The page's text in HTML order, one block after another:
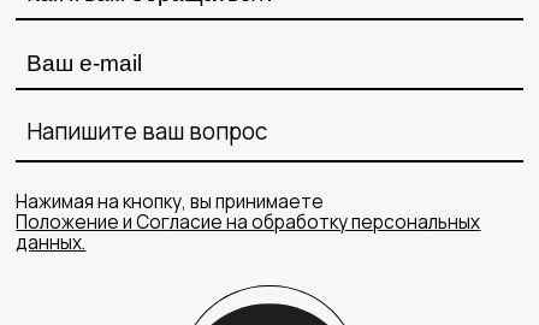
Нажимая на кнопку, вы принимаете
Положение и Согласие на обработку персональных
данных.